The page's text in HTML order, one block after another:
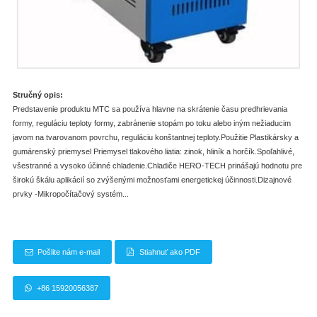
Stručný opis:
Predstavenie produktu MTC sa používa hlavne na skrátenie času predhrievania
formy, reguláciu teploty formy, zabránenie stopám po toku alebo iným nežiaducim
javom na tvarovanom povrchu, reguláciu konštantnej teploty.Použitie Plastikársky a
gumárenský priemysel Priemysel tlakového liatia: zinok, hliník a horčík.Spoľahlivé,
všestranné a vysoko účinné chladenie.Chladiče HERO-TECH prinášajú hodnotu pre
širokú škálu aplikácií so zvýšenými možnosťami energetickej účinnosti.Dizajnové
prvky -Mikropočítačový systém...
Pošlite nám e-mail Stiahnuť ako PDF
+86 15920056387